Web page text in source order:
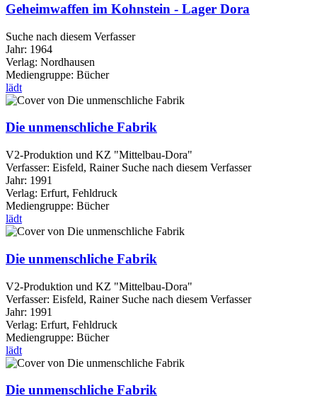
Geheimwaffen im Kohnstein - Lager Dora
Suche nach diesem Verfasser
Jahr: 1964
Verlag: Nordhausen
Mediengruppe: Bücher
lädt
Die unmenschliche Fabrik
V2-Produktion und KZ "Mittelbau-Dora"
Verfasser: Eisfeld, Rainer Suche nach diesem Verfasser
Jahr: 1991
Verlag: Erfurt, Fehldruck
Mediengruppe: Bücher
lädt
Die unmenschliche Fabrik
V2-Produktion und KZ "Mittelbau-Dora"
Verfasser: Eisfeld, Rainer Suche nach diesem Verfasser
Jahr: 1991
Verlag: Erfurt, Fehldruck
Mediengruppe: Bücher
lädt
Die unmenschliche Fabrik